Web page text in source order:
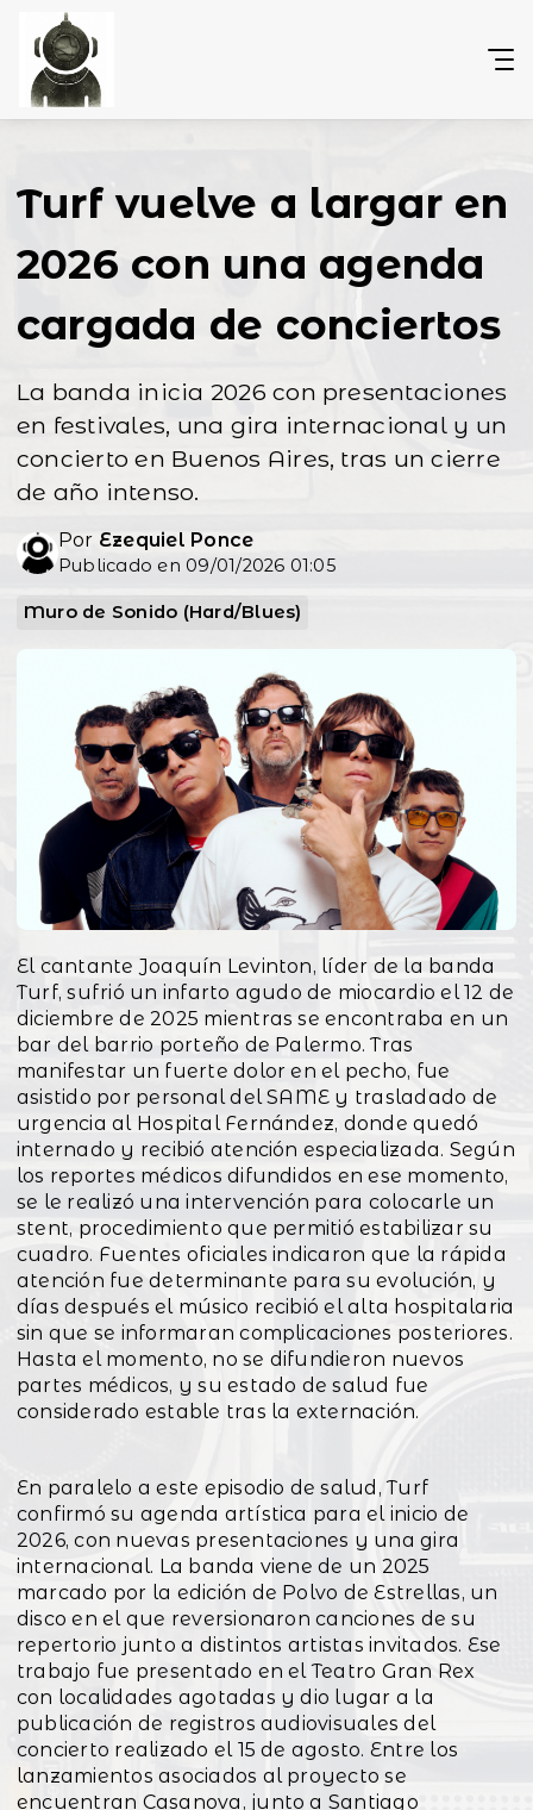
Turf vuelve a largar en
2026 con una agenda
cargada de conciertos
La banda inicia 2026 con presentaciones
en festivales, una gira internacional y un
concierto en Buenos Aires, tras un cierre
de año intenso.
Por Ezequiel Ponce
Publicado en 09/01/2026 01:05
Muro de Sonido (Hard/Blues)
El cantante Joaquín Levinton, líder de la banda
Turf, sufrió un infarto agudo de miocardio el 12 de
diciembre de 2025 mientras se encontraba en un
bar del barrio porteño de Palermo. Tras
manifestar un fuerte dolor en el pecho, fue
asistido por personal del SAME y trasladado de
urgencia al Hospital Fernández, donde quedó
internado y recibió atención especializada. Según
los reportes médicos difundidos en ese momento,
se le realizó una intervención para colocarle un
stent, procedimiento que permitió estabilizar su
cuadro. Fuentes oficiales indicaron que la rápida
atención fue determinante para su evolución, y
días después el músico recibió el alta hospitalaria
sin que se informaran complicaciones posteriores.
Hasta el momento, no se difundieron nuevos
partes médicos, y su estado de salud fue
considerado estable tras la externación.
En paralelo a este episodio de salud, Turf
confirmó su agenda artística para el inicio de
2026, con nuevas presentaciones y una gira
internacional. La banda viene de un 2025
marcado por la edición de Polvo de Estrellas, un
disco en el que reversionaron canciones de su
repertorio junto a distintos artistas invitados. Ese
trabajo fue presentado en el Teatro Gran Rex
con localidades agotadas y dio lugar a la
publicación de registros audiovisuales del
concierto realizado el 15 de agosto. Entre los
lanzamientos asociados al proyecto se
encuentran Casanova, junto a Santiago